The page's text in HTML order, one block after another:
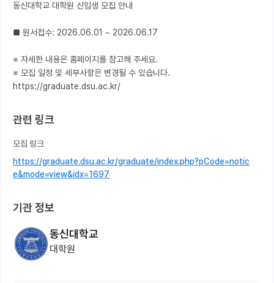
이벤트
반도체 아카데미
재팬라운지 🌸
동신대학교 대학원 신입생 모집 안내
■ 원서접수: 2026.06.01 ~ 2026.06.17
※ 자세한 내용은 홈페이지를 참고해 주세요.
※ 모집 일정 및 세부사항은 변경될 수 있습니다.
https://graduate.dsu.ac.kr/
관련 링크
모집 링크
https://graduate.dsu.ac.kr/graduate/index.php?pCode=notic
e&mode=view&idx=1697
기관 정보
동신대학교
대학원